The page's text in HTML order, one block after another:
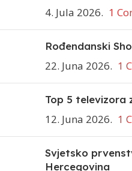
4. Jula 2026. 1
Rođendanski
22. Juna 2026. 1
Top 5 televizora
12. Juna 2026. 1
Svjetsko
Hercegovina